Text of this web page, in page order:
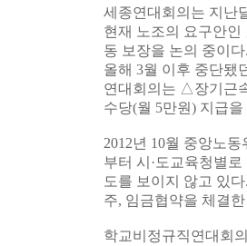
세종연대회의는 지난
현재 노조의 요구안
동 보장을 논의 중이
올해 3월 이후 중단됐
연대회의는 △장기근
수당(월 5만원) 지급
2012년 10월 중앙노
부터 시·도교육청별
도를 보이지 않고 있
주, 임금협약을 체결
학교비정규직연대회